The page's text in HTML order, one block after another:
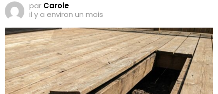
par Carole
il y a environ un mois